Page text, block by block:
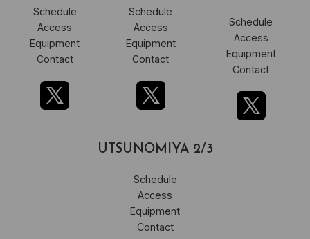
Schedule
Access
Equipment
Contact
Schedule
Access
Equipment
Contact
Schedule
Access
Equipment
Contact
UTSUNOMIYA 2/3
Schedule
Access
Equipment
Contact